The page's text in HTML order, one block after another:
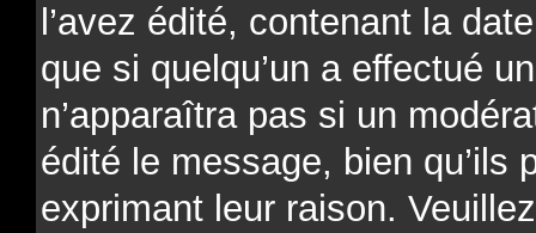
l’avez édité, contenant la
que si quelqu’un a effectué
n’apparaîtra pas si un
édité le message, bien qu’ils
exprimant leur raison.